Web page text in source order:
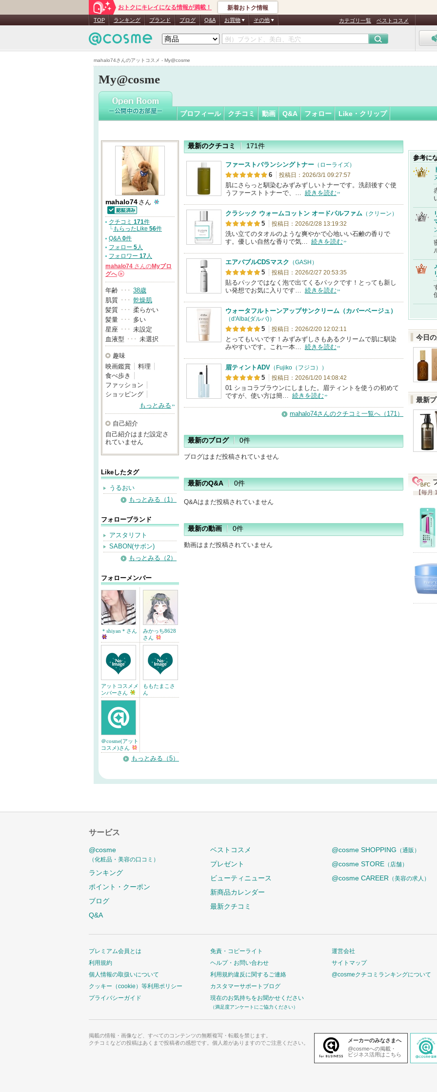
mahalo74さんのアットコスメ - My@cosme
おトクにキレイになる情報が満載！ 新着おトク情報
TOP ランキング ブランド ブログ Q&A お買物 その他 カテゴリ一覧 ベストコスメ
My@cosme
mahalo74さん
認
証
プロフィール クチコミ 動画 Q&A フォロー Like・クリップ
mahalo74 さん
認証済
クチコミ 171件
└もらったLike 56件
Q&A 0件
フォロー 5人
フォロワー 17人
mahalo74 さんのMyブロ
グへ
→
年齢 ･･･ 38歳
肌質 ･･･ 乾燥肌
髪質 ･･･ 柔らかい
髪量 ･･･ 多い
星座 ･･･ 未設定
血液型 ･･･ 未選択
趣味
映画鑑賞
料理
食べ歩き
ファッション
ショッピング
もっとみる
自己紹介
自己紹介はまだ設定さ
れていません
Likeしたタグ
うるおい
もっとみる（1）
フォローブランド
アスタリフト
SABON(サボン)
もっとみる（2）
フォローメンバー
＊shiyan＊さん
みかっち8628
さん
アットコスメメ
ンバーさん
ももたまこさ
ん
＠cosme(アット
コスメ)さん
もっとみる（5）
最新のクチコミ 171件
ファーストバランシングトナー （ローライズ）
6 投稿日：2026/3/1 09:27:57
肌にさらっと馴染むみずみずしいトナーです。洗顔後すぐ使
うファーストトナーで、… 続きを読む
クラシック ウォームコットン オードパルファム （クリーン）
5 投稿日：2026/2/28 13:19:32
洗い立てのタオルのような爽やかで心地いい石鹸の香りで
す。優しい自然な香りで気… 続きを読む
エアバブルCDSマスク （GASH）
5 投稿日：2026/2/27 20:53:35
貼るパックではなく泡で出てくるパックです！とっても新し
い発想でお気に入りです… 続きを読む
ウォータフルトーンアップサンクリーム（カバーベージュ）
（d'Alba(ダルバ)）
5 投稿日：2026/2/20 12:02:11
とってもいいです！みずみずしさもあるクリームで肌に馴染
みやすいです。これ一本… 続きを読む
眉ティントADV （Fujiko（フジコ））
5 投稿日：2026/1/20 14:08:42
01 ショコラブラウンにしました。眉ティントを使うの初めて
ですが、使い方は簡… 続きを読む
mahalo74さんのクチコミ一覧へ（171）
最新のブログ 0件
ブログはまだ投稿されていません
最新のQ&A 0件
Q&Aはまだ投稿されていません
最新の動画 0件
動画はまだ投稿されていません
参考に
今日
最新
【毎月
サービス
@cosme
（化粧品・美容の口コミ）
ランキング
ポイント・クーポン
ブログ
Q&A
ベストコスメ
プレゼント
ビューティニュース
新商品カレンダー
最新クチコミ
@cosme SHOPPING （通販）
@cosme STORE （店舗）
@cosme CAREER （美容の求人）
プレミアム会員とは
利用規約
個人情報の取扱いについて
クッキー（cookie）等利用ポリシー
プライバシーガイド
免責・コピーライト
ヘルプ・お問い合わせ
利用規約違反に関するご連絡
カスタマーサポートブログ
現在のお気持ちをお聞かせください
（満足度アンケートにご協力ください）
運営会社
サイトマップ
@cosmeクチコミランキングについて
掲載の情報・画像など、すべてのコンテンツの無断複写・転載を禁じます。
クチコミなどの投稿はあくまで投稿者の感想です。個人差がありますのでご注意ください。
メーカーのみなさまへ
@cosmeへの掲載・
ビジネス活用はこちら